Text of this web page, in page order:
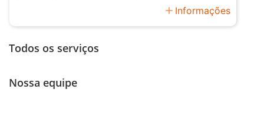
add Informações
Todos os serviços
Nossa equipe